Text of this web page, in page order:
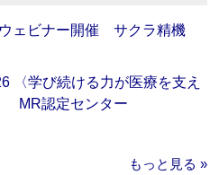
ェビナー開催 サクラ精機
〈学び続ける力が医療を支え
MR認定センター
もっと見る »